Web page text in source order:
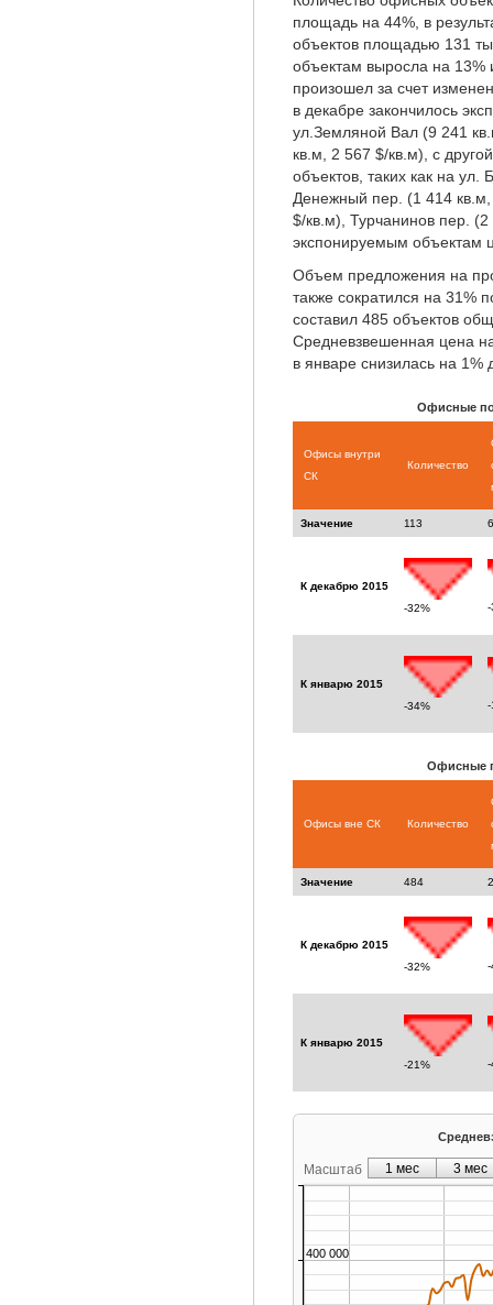
площадь на 44%, в
объектов площадью 131
объектам выросла на 13%
произошел за счет
в декабре закончилось
ул.Земляной Вал (9 241
кв.м, 2 567 $/кв.м), с
объектов, таких как на
Денежный пер. (1 414
$/кв.м), Турчанинов пер.
экспонируемым объектам
Объем предложения на
также сократился на 31%
составил 485 объектов
Средневзвешенная цена
в январе снизилась на 1%
Офисные
Офисы внутри
СК
Количество
Значение 113
К декабрю 2015
-32%
-
К январю 2015
-34%
-
Офисные
Офисы вне СК Количество
Значение 484
К декабрю 2015
-32%
-
К январю 2015
-21%
-
Масштаб
400 000
1 мес 3 мес